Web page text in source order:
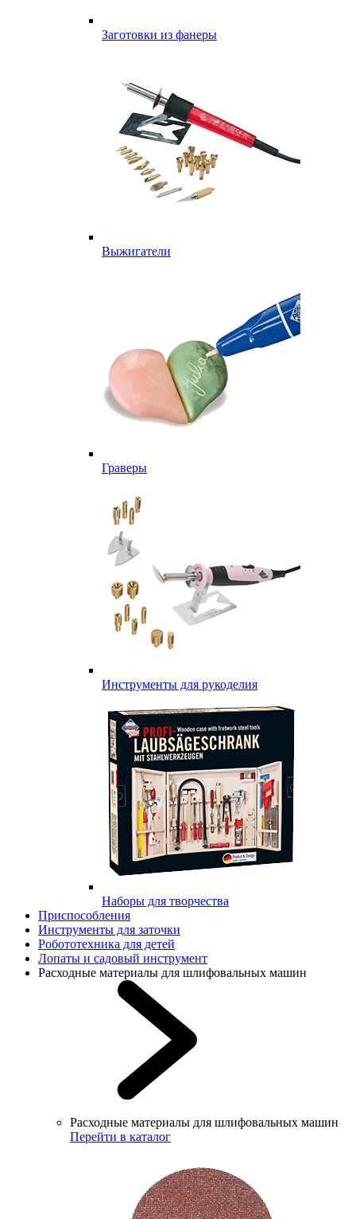
Заготовки из фанеры
Выжигатели
Граверы
Инструменты для рукоделия
Наборы для творчества
Приспособления
Инструменты для заточки
Робототехника для детей
Лопаты и садовый инструмент
Расходные материалы для шлифовальных машин
Расходные материалы для шлифовальных машин
Перейти в каталог